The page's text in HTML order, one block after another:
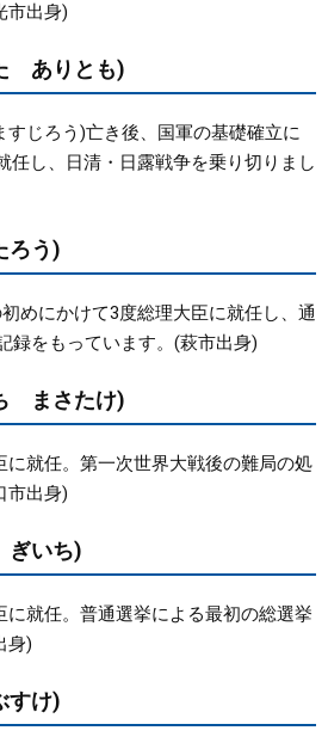
市出身)
ありとも)
じろう)亡き後、国軍の基礎確立に
任し、日清・日露戦争を乗り切りまし
ろう)
めにかけて3度総理大臣に就任し、通
録をもっています。(萩市出身)
まさたけ)
に就任。第一次世界大戦後の難局の処
市出身)
いち)
に就任。普通選挙による最初の総選挙
身)
すけ)